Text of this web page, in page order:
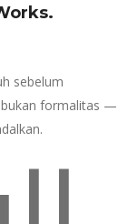
sebelum
bukan formalitas —